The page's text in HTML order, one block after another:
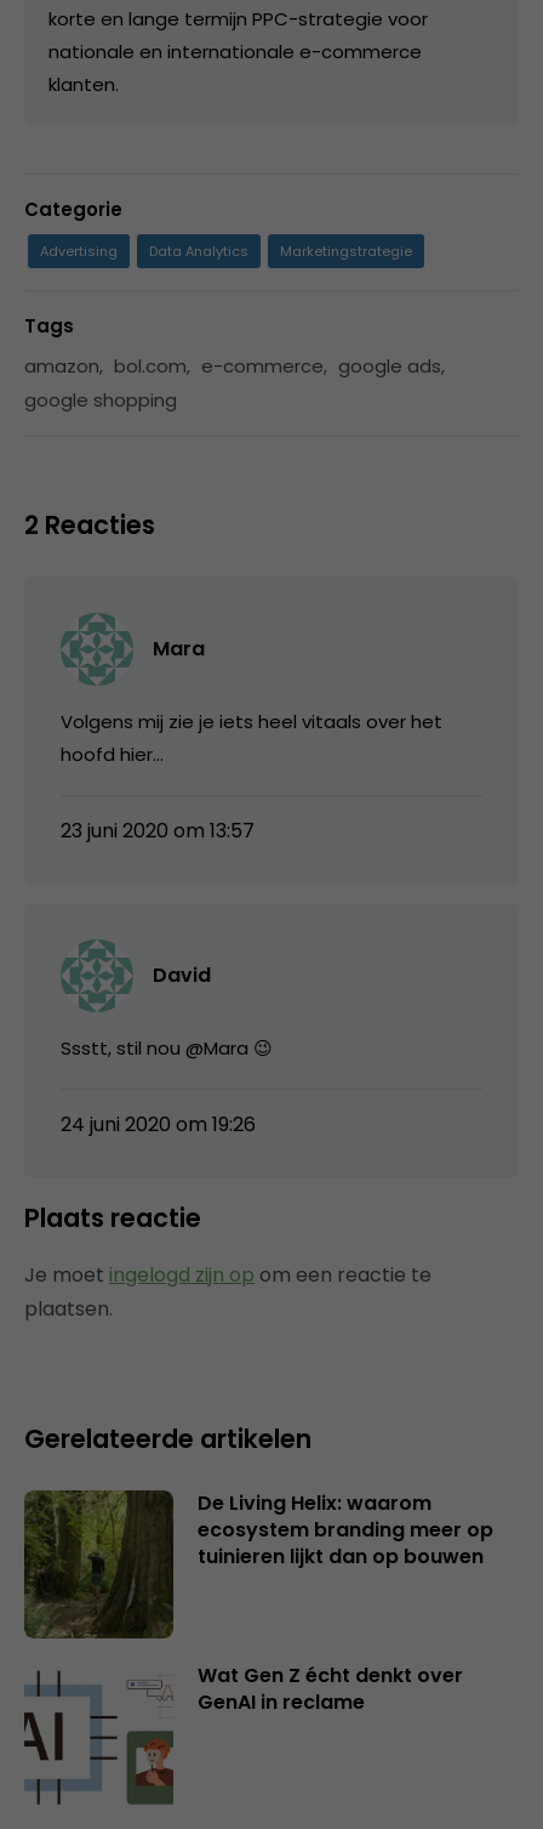
korte en lange termijn PPC-strategie voor
nationale en internationale e-commerce
klanten.
Categorie
Advertising Data Analytics Marketingstrategie
Tags
amazon, bol.com, e-commerce, google ads,
google shopping
2 Reacties
Mara
Volgens mij zie je iets heel vitaals over het
hoofd hier…
23 juni 2020 om 13:57
David
Ssstt, stil nou @Mara 😉
24 juni 2020 om 19:26
Plaats reactie
Je moet ingelogd zijn op om een reactie te
plaatsen.
Gerelateerde artikelen
De Living Helix: waarom
ecosystem branding meer op
tuinieren lijkt dan op bouwen
Wat Gen Z écht denkt over
GenAI in reclame